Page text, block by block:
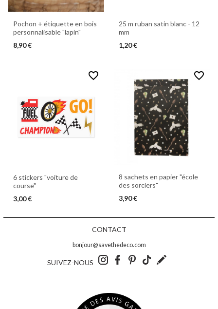
Pochon + étiquette en bois
personnalisable "lapin"
8,90 €
25 m ruban satin blanc - 12
mm
1,20 €
favorite_border
6 stickers "voiture de
course"
3,00 €
favorite_border
8 sachets en papier "école
des sorciers"
3,90 €
CONTACT
bonjour@savethedeco.com
SUIVEZ-NOUS